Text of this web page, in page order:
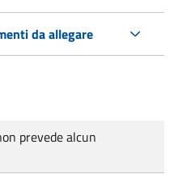
da allegare
prevede alcun